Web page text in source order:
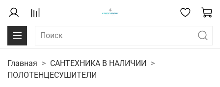
Главная
САНТЕХНИКА В НАЛИЧИИ
ПОЛОТЕНЦЕСУШИТЕЛИ